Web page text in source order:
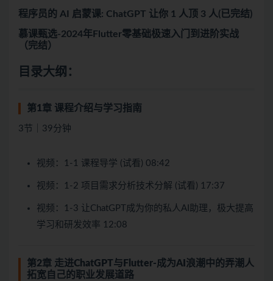
程序员的 AI 启蒙课: ChatGPT 让你 1 人顶 3 人(已完结)
慕课甄选-2024年Flutter零基础极速入门到进阶实战
（完结）
目录大纲：
第1章 课程介绍与学习指南
3节｜39分钟
视频：1-1 课程导学 (试看) 08:42
视频：1-2 项目需求分析技术分解 (试看) 17:37
视频：1-3 让ChatGPT成为你的私人AI助理，极大提高
学习和研发效率 12:08
第2章 走进ChatGPT与Flutter-成为AI浪潮中的弄潮人
拓宽自己的职业发展道路